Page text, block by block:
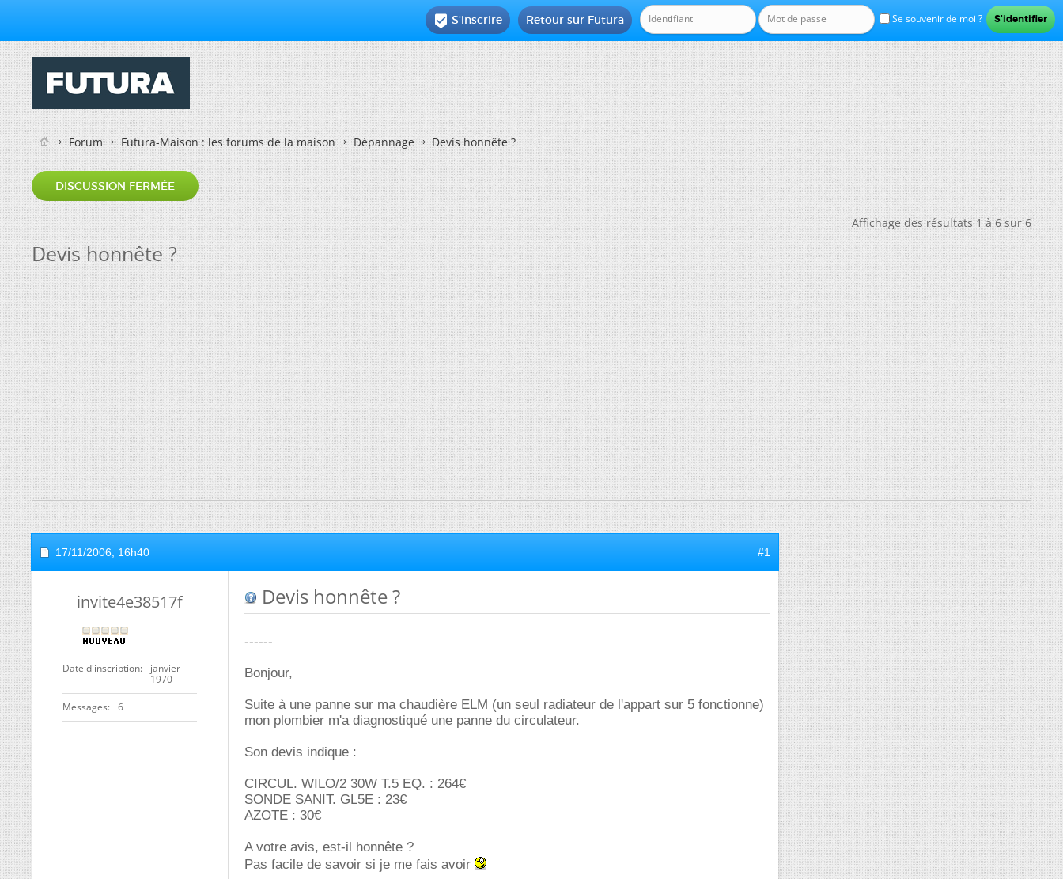
Se souvenir de moi ?
Retour sur Futura
 S'inscrire
Forum Futura-Maison : les forums de la maison Dépannage Devis honnête ?
DISCUSSION FERMÉE
Affichage des résultats 1 à 6 sur 6
Devis honnête ?
17/11/2006, 16h40 #1
invite4e38517f
Date d'inscription
janvier
1970
Messages 6
Devis honnête ?
------
Bonjour,
Suite à une panne sur ma chaudière ELM (un seul radiateur de l'appart sur 5 fonctionne)
mon plombier m'a diagnostiqué une panne du circulateur.
Son devis indique :
CIRCUL. WILO/2 30W T.5 EQ. : 264
SONDE SANIT. GL5E : 23
AZOTE : 30
A votre avis, est-il honnête ?
Pas facile de savoir si je me fais avoir